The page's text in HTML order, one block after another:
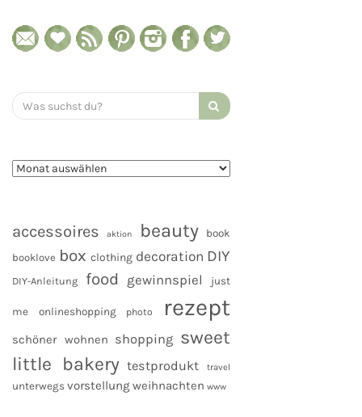
Search
for:
accessoires aktion beauty
book
booklove box clothing decoration DIY
DIY-Anleitung food gewinnspiel just
me onlineshopping photo rezept
schöner wohnen shopping sweet
little bakery testprodukt travel
unterwegs vorstellung weihnachten www